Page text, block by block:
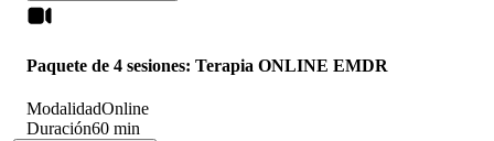
Paquete de 4 sesiones: Terapia ONLINE EMDR
ModalidadOnline
Duración60 min